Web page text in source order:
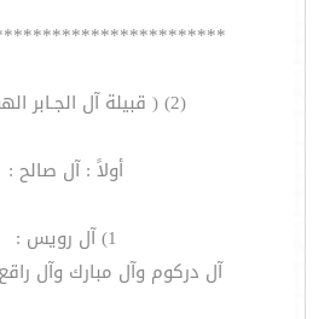
(2) ( قبيلة آل الجـابر الهوجه ) :
أولاً : آل صالح :
1) آل رويس :
آل دركوم وآل مبارك وآل